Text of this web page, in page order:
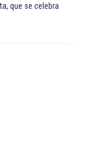
que se celebra